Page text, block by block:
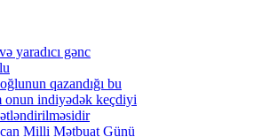
yaradıcı gənc
qazandığı bu
indiyədək keçdiyi
Milli Mətbuat Günü